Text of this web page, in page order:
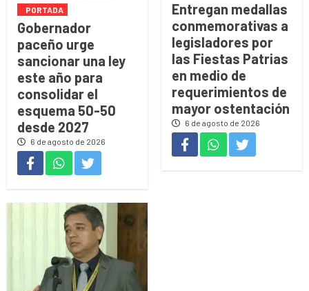
PORTADA
Gobernador
paceño urge
sancionar una ley
este año para
consolidar el
esquema 50-50
desde 2027
6 de agosto de 2026
Entregan medallas
conmemorativas a
legisladores por
las Fiestas Patrias
en medio de
requerimientos de
mayor ostentación
6 de agosto de 2026